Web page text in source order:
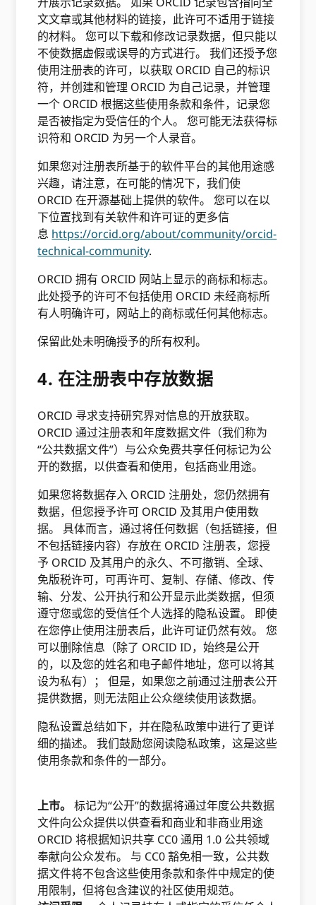
文文章或其他材料的链接，此许可不适用于链接
的材料。 您可以下载和修改记录数据，但只能以
不使数据虚假或误导的方式进行。 我们还授予您
使用注册表的许可，以获取 ORCID 自己的标识
符，并创建和管理 ORCID 为自己记录，并管理
一个 ORCID 根据这些使用条款和条件，记录您
是否被指定为受信任的个人。 您可能无法获得标
识符和 ORCID 为另一个人录音。
如果您对注册表所基于的软件平台的其他用途感
兴趣，请注意，在可能的情况下，我们使
ORCID 在开源基础上提供的软件。 您可以在以
下位置找到有关软件和许可证的更多信
息 https://orcid.org/about/community/orcid-
technical-community.
ORCID 拥有 ORCID 网站上显示的商标和标志。
此处授予的许可不包括使用 ORCID 未经商标所
有人明确许可，网站上的商标或任何其他标志。
保留此处未明确授予的所有权利。
4. 在注册表中存放数据
ORCID 寻求支持研究界对信息的开放获取。
ORCID 通过注册表和年度数据文件（我们称为
“公共数据文件”）与公众免费共享任何标记为公
开的数据，以供查看和使用，包括商业用途。
如果您将数据存入 ORCID 注册处，您仍然拥有
数据，但您授予许可 ORCID 及其用户使用数
据。 具体而言，通过将任何数据（包括链接，但
不包括链接内容）存放在 ORCID 注册表，您授
予 ORCID 及其用户的永久、不可撤销、全球、
免版税许可，可再许可、复制、存储、修改、传
输、分发、公开执行和公开显示此类数据，但须
遵守您或您的受信任个人选择的隐私设置。 即使
在您停止使用注册表后，此许可证仍然有效。 您
可以删除信息（除了 ORCID ID，始终是公开
的，以及您的姓名和电子邮件地址，您可以将其
设为私有）； 但是，如果您之前通过注册表公开
提供数据，则无法阻止公众继续使用该数据。
隐私设置总结如下，并在隐私政策中进行了更详
细的描述。 我们鼓励您阅读隐私政策，这是这些
使用条款和条件的一部分。
上市。 标记为“公开”的数据将通过年度公共数据
文件向公众提供以供查看和商业和非商业用途
ORCID 将根据知识共享 CC0 通用 1.0 公共领域
奉献向公众发布。 与 CC0 豁免相一致，公共数
据文件将不包含这些使用条款和条件中规定的使
用限制，但将包含建议的社区使用规范。